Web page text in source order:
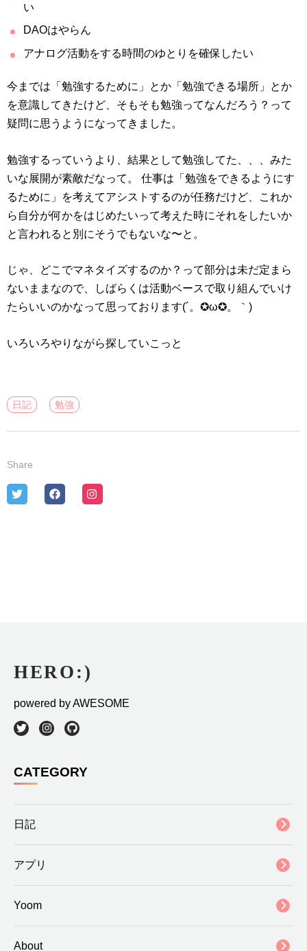
い
DAOはやらん
アナログ活動をする時間のゆとりを確保したい
今までは「勉強するために」とか「勉強できる場所」とか
を意識してきたけど、そもそも勉強ってなんだろう？って
疑問に思うようになってきました。
勉強するっていうより、結果として勉強してた、、、みた
いな展開が素敵だなって。 仕事は「勉強をできるようにす
るために」を考えてアシストするのが任務だけど、これか
ら自分が何かをはじめたいって考えた時にそれをしたいか
と言われると別にそうでもないな〜と。
じゃ、どこでマネタイズするのか？って部分は未だ定まら
ないままなので、しばらくは活動ベースで取り組んでいけ
たらいいのかなって思っております(´。✪ω✪。｀)
いろいろやりながら探していこっと
日記 勉強
Share
powered by AWESOME
CATEGORY
日記
アプリ
Yoom
About